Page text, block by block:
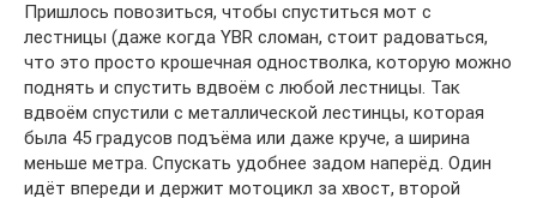
Пришлось повозиться, чтобы спуститься мот с
лестницы (даже когда YBR сломан, стоит радоваться,
что это просто крошечная одностволка, которую можно
поднять и спустить вдвоём с любой лестницы. Так
вдвоём спустили с металлической лестинцы, которая
была 45 градусов подъёма или даже круче, а ширина
меньше метра. Спускать удобнее задом наперёд. Один
идёт впереди и держит мотоцикл за хвост, второй